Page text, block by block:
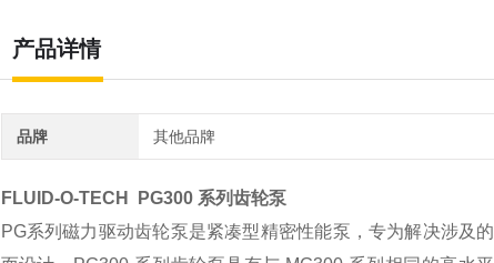
产品详情
品牌 其他品牌
FLUID-O-TECH PG300 系列齿轮泵
PG系列磁力驱动齿轮泵是紧凑型精密性能泵，专为解决涉及